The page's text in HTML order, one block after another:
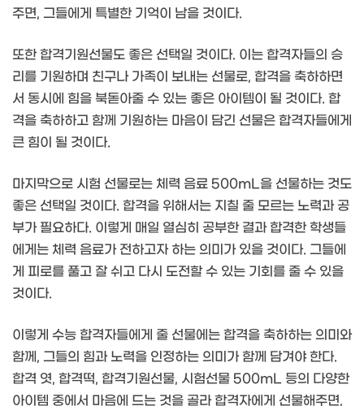
주면, 그들에게 특별한 기억이 남을 것이다.
또한 합격기원선물도 좋은 선택일 것이다. 이는 합격자들의 승
리를 기원하며 친구나 가족이 보내는 선물로, 합격을 축하하면
서 동시에 힘을 북돋아줄 수 있는 좋은 아이템이 될 것이다. 합
격을 축하하고 함께 기원하는 마음이 담긴 선물은 합격자들에게
큰 힘이 될 것이다.
마지막으로 시험 선물로는 체력 음료 500mL을 선물하는 것도
좋은 선택일 것이다. 합격을 위해서는 지칠 줄 모르는 노력과 공
부가 필요하다. 이렇게 매일 열심히 공부한 결과 합격한 학생들
에게는 체력 음료가 전하고자 하는 의미가 있을 것이다. 그들에
게 피로를 풀고 잘 쉬고 다시 도전할 수 있는 기회를 줄 수 있을
것이다.
이렇게 수능 합격자들에게 줄 선물에는 합격을 축하하는 의미와
함께, 그들의 힘과 노력을 인정하는 의미가 함께 담겨야 한다.
합격 엿, 합격떡, 합격기원선물, 시험선물 500mL 등의 다양한
아이템 중에서 마음에 드는 것을 골라 합격자에게 선물해주면,